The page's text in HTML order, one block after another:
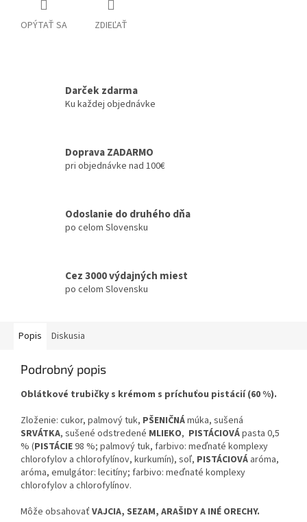
OPÝTAŤ SA ZDIEĽAŤ
Darček zdarma
Ku každej objednávke
Doprava ZADARMO
pri objednávke nad 100€
Odoslanie do druhého dňa
po celom Slovensku
Cez 3000 výdajných miest
po celom Slovensku
Popis Diskusia
Podrobný popis
Oblátkové trubičky s krémom s príchuťou pistácií (60 %).
Zloženie: cukor, palmový tuk, PŠENIČNÁmúka, sušená
SRVÁTKA, sušené odstredené MLIEKO, PISTÁCIOVÁpasta 0,5
% (PISTÁCIE98 %; palmový tuk, farbivo: meďnaté komplexy
chlorofylov a chlorofylínov, kurkumín), soľ, PISTÁCIOVÁ aróma,
aróma, emulgátor: lecitíny; farbivo: meďnaté komplexy
chlorofylov a chlorofylínov.
Môže obsahovať VAJCIA, SEZAM, ARAŠIDY A INÉ ORECHY.